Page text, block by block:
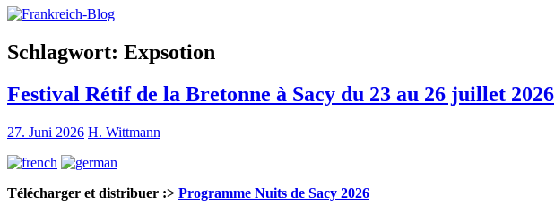
Schlagwort: Expsotion
Festival Rétif de la Bretonne à Sacy du 23 au 26 juillet 2026
27. Juni 2026 H. Wittmann
Télécharger et distribuer :> Programme Nuits de Sacy 2026